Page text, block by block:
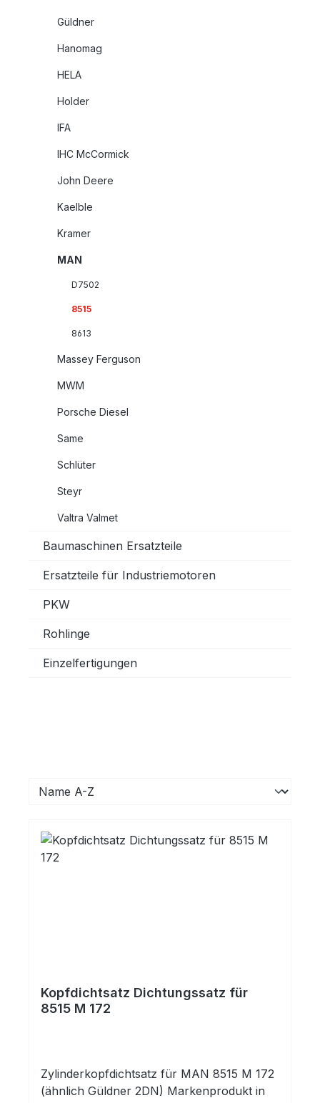
Güldner
Hanomag
HELA
Holder
IFA
IHC McCormick
John Deere
Kaelble
Kramer
MAN
D7502
8515
8613
Massey Ferguson
MWM
Porsche Diesel
Same
Schlüter
Steyr
Valtra Valmet
Baumaschinen Ersatzteile
Ersatzteile für Industriemotoren
PKW
Rohlinge
Einzelfertigungen
Kopfdichtsatz Dichtungssatz für
8515 M 172
Zylinderkopfdichtsatz für MAN 8515 M 172
(ähnlich Güldner 2DN) Markenprodukt in